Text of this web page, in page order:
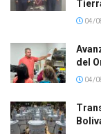
04/
del
04/